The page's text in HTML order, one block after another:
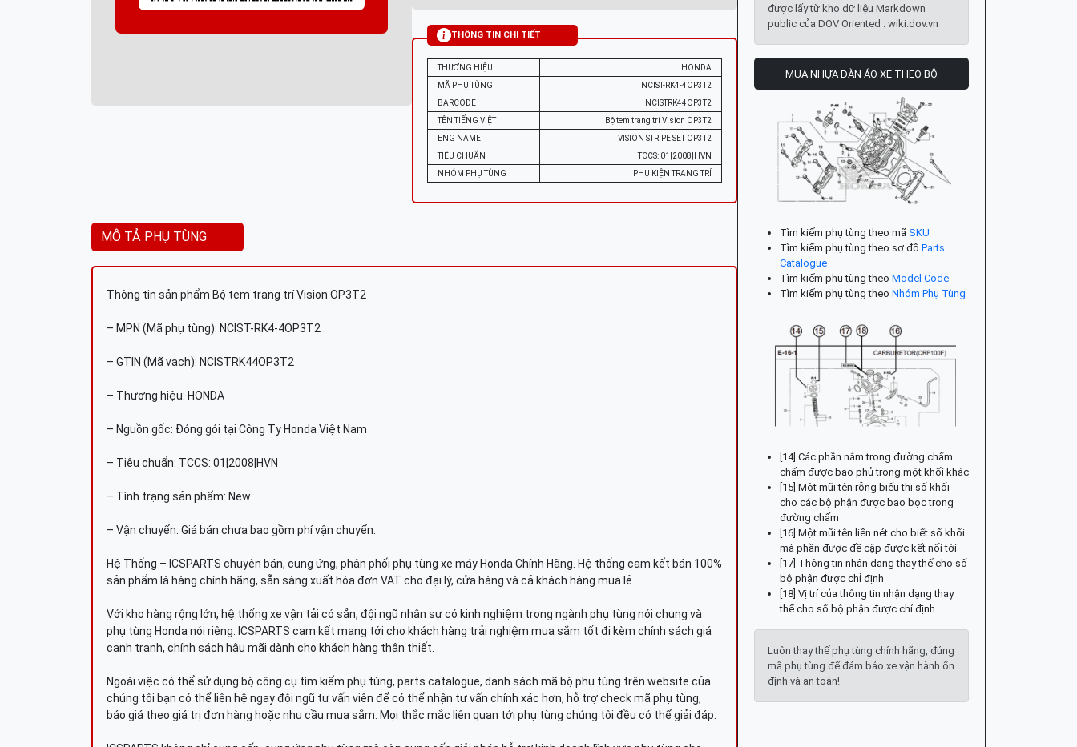
THÔNG TIN CHI TIẾT
THƯƠNG HIỆU
HONDA
MÃ PHỤ TÙNG
NCIST-RK4-4OP3T2
BARCODE
NCISTRK44OP3T2
TÊN TIẾNG VIỆT
Bộ tem trang trí Vision OP3T2
ENG NAME
VISION STRIPE SET OP3T2
TIÊU CHUẨN
TCCS: 01|2008|HVN
NHÓM PHỤ TÙNG
PHỤ KIỆN TRANG TRÍ
MÔ TẢ PHỤ TÙNG
Thông tin sản phẩm Bộ tem trang trí Vision OP3T2
– MPN (Mã phụ tùng): NCIST-RK4-4OP3T2
– GTIN (Mã vạch): NCISTRK44OP3T2
– Thương hiệu: HONDA
– Nguồn gốc: Đóng gói tại Công Ty Honda Việt Nam
– Tiêu chuẩn: TCCS: 01|2008|HVN
– Tình trạng sản phẩm: New
– Vận chuyển: Giá bán chưa bao gồm phí vận chuyển.
Hệ Thống – ICSPARTS chuyên bán, cung ứng, phân phối phụ tùng xe máy Honda Chính Hãng. Hệ thống cam kết bán 100%
sản phẩm là hàng chính hãng, sẵn sàng xuất hóa đơn VAT cho đại lý, cửa hàng và cả khách hàng mua lẻ.
Với kho hàng rộng lớn, hệ thống xe vận tải có sẵn, đội ngũ nhân sự có kinh nghiệm trong ngành phụ tùng nói chung và
phụ tùng Honda nói riêng. ICSPARTS cam kết mang tới cho khách hàng trải nghiệm mua sắm tốt đi kèm chính sách giá
cạnh tranh, chính sách hậu mãi dành cho khách hàng thân thiết.
Ngoài việc có thể sử dụng bộ công cụ tìm kiếm phụ tùng, parts catalogue, danh sách mã bộ phụ tùng trên website của
chúng tôi bạn có thể liên hệ ngay đội ngũ tư vấn viên để có thể nhận tư vấn chính xác hơn, hỗ trợ check mã phụ tùng,
báo giá theo giá trị đơn hàng hoặc nhu cầu mua sắm. Mọi thắc mắc liên quan tới phụ tùng chúng tôi đều có thể giải đáp.
được lấy từ kho dữ liệu Markdown
public của DOV Oriented : wiki.dov.vn
MUA NHỰA DÀN ÁO XE THEO BỘ
Tìm kiếm phụ tùng theo mã SKU
Tìm kiếm phụ tùng theo sơ đồ Parts
Catalogue
Tìm kiếm phụ tùng theo Model Code
Tìm kiếm phụ tùng theo Nhóm Phụ Tùng
[14] Các phần nằm trong đường chấm
chấm được bao phủ trong một khối khác
[15] Một mũi tên rỗng biểu thị số khối
cho các bộ phận được bao bọc trong
đường chấm
[16] Một mũi tên liền nét cho biết số khối
mà phần được đề cập được kết nối tới
[17] Thông tin nhận dạng thay thế cho số
bộ phận được chỉ định
[18] Vị trí của thông tin nhận dạng thay
thế cho số bộ phận được chỉ định
Luôn thay thế phụ tùng chính hãng, đúng
mã phụ tùng để đảm bảo xe vận hành ổn
định và an toàn!